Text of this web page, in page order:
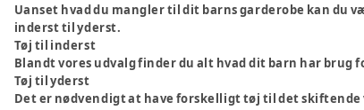
Uanset hvad du mangler til dit barns garderobe kan
inderst til yderst.
Tøj til inderst
Blandt vores udvalg finder du alt hvad dit barn har
Tøj til yderst
Det er nødvendigt at have forskelligt tøj til det